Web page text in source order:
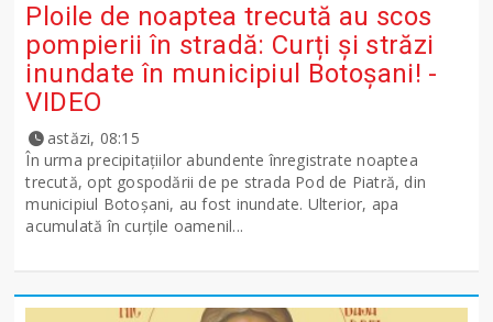
Ploile de noaptea trecută au scos
pompierii în stradă: Curți și străzi
inundate în municipiul Botoșani! -
VIDEO
astăzi, 08:15
În urma precipitațiilor abundente înregistrate noaptea
trecută, opt gospodării de pe strada Pod de Piatră, din
municipiul Botoșani, au fost inundate. Ulterior, apa
acumulată în curțile oamenil...